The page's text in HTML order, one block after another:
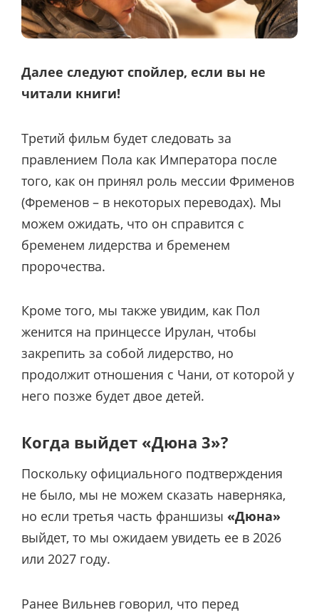
Далее следуют спойлер, если вы не
читали книги!
Третий фильм будет следовать за
правлением Пола как Императора после
того, как он принял роль мессии Фрименов
(Фременов – в некоторых переводах). Мы
можем ожидать, что он справится с
бременем лидерства и бременем
пророчества.
Кроме того, мы также увидим, как Пол
женится на принцессе Ирулан, чтобы
закрепить за собой лидерство, но
продолжит отношения с Чани, от которой у
него позже будет двое детей.
Когда выйдет «Дюна 3»?
Поскольку официального подтверждения
не было, мы не можем сказать наверняка,
но если третья часть франшизы «Дюна»
выйдет, то мы ожидаем увидеть ее в 2026
или 2027 году.
Ранее Вильнев говорил, что перед